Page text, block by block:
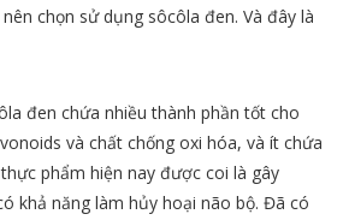
chọn sử dụng sôcôla đen. Và đây là
đen chứa nhiều thành phần tốt cho
và chất chống oxi hóa, và ít chứa
phẩm hiện nay được coi là gây
khả năng làm hủy hoại não bộ. Đã có